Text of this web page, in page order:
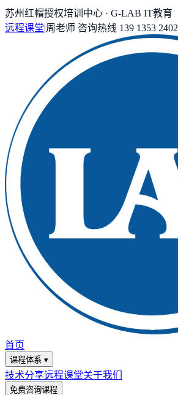
苏州红帽授权培训中心 · G-LAB IT教育
远程课堂|周老师 咨询热线 139 1353 2402
首页
课程体系 ▾
技术分享远程课堂关于我们
免费咨询课程